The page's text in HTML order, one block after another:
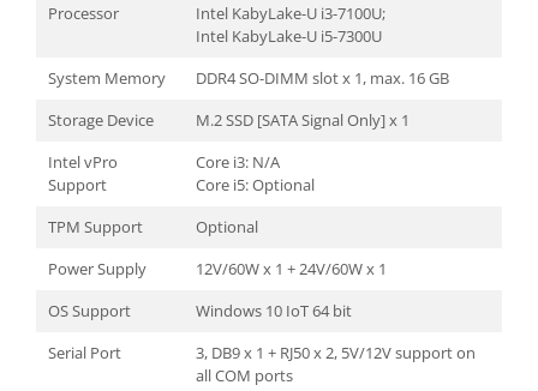
Processor
Intel KabyLake-U i3-7100U;
Intel KabyLake-U i5-7300U
System Memory
DDR4 SO-DIMM slot x 1, max. 16 GB
Storage Device
M.2 SSD [SATA Signal Only] x 1
Intel vPro
Support
Core i3: N/A
Core i5: Optional
TPM Support
Optional
Power Supply
12V/60W x 1 + 24V/60W x 1
OS Support
Windows 10 IoT 64 bit
Serial Port
3, DB9 x 1 + RJ50 x 2, 5V/12V support on
all COM ports